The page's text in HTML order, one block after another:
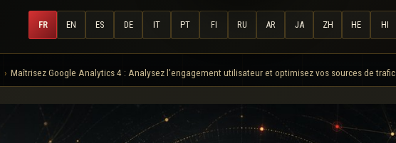
FR EN ES DE IT PT FI RU AR JA ZH HE HI
Maîtrisez Google Analytics 4 : Analysez l'engagement utilisateur et optimisez vos sources de trafic